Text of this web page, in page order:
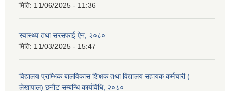
मिति: 11/06/2025 - 11:36
स्वास्थ्य तथा सरसफाई ऐन, २०८०
मिति: 11/03/2025 - 15:47
विद्यालय प्राम्भिक बालविकास शिक्षक तथा विद्यालय सहायक कर्मचारी (
लेखापाल) छनौट सम्बन्धि कार्यविधि, २०८०